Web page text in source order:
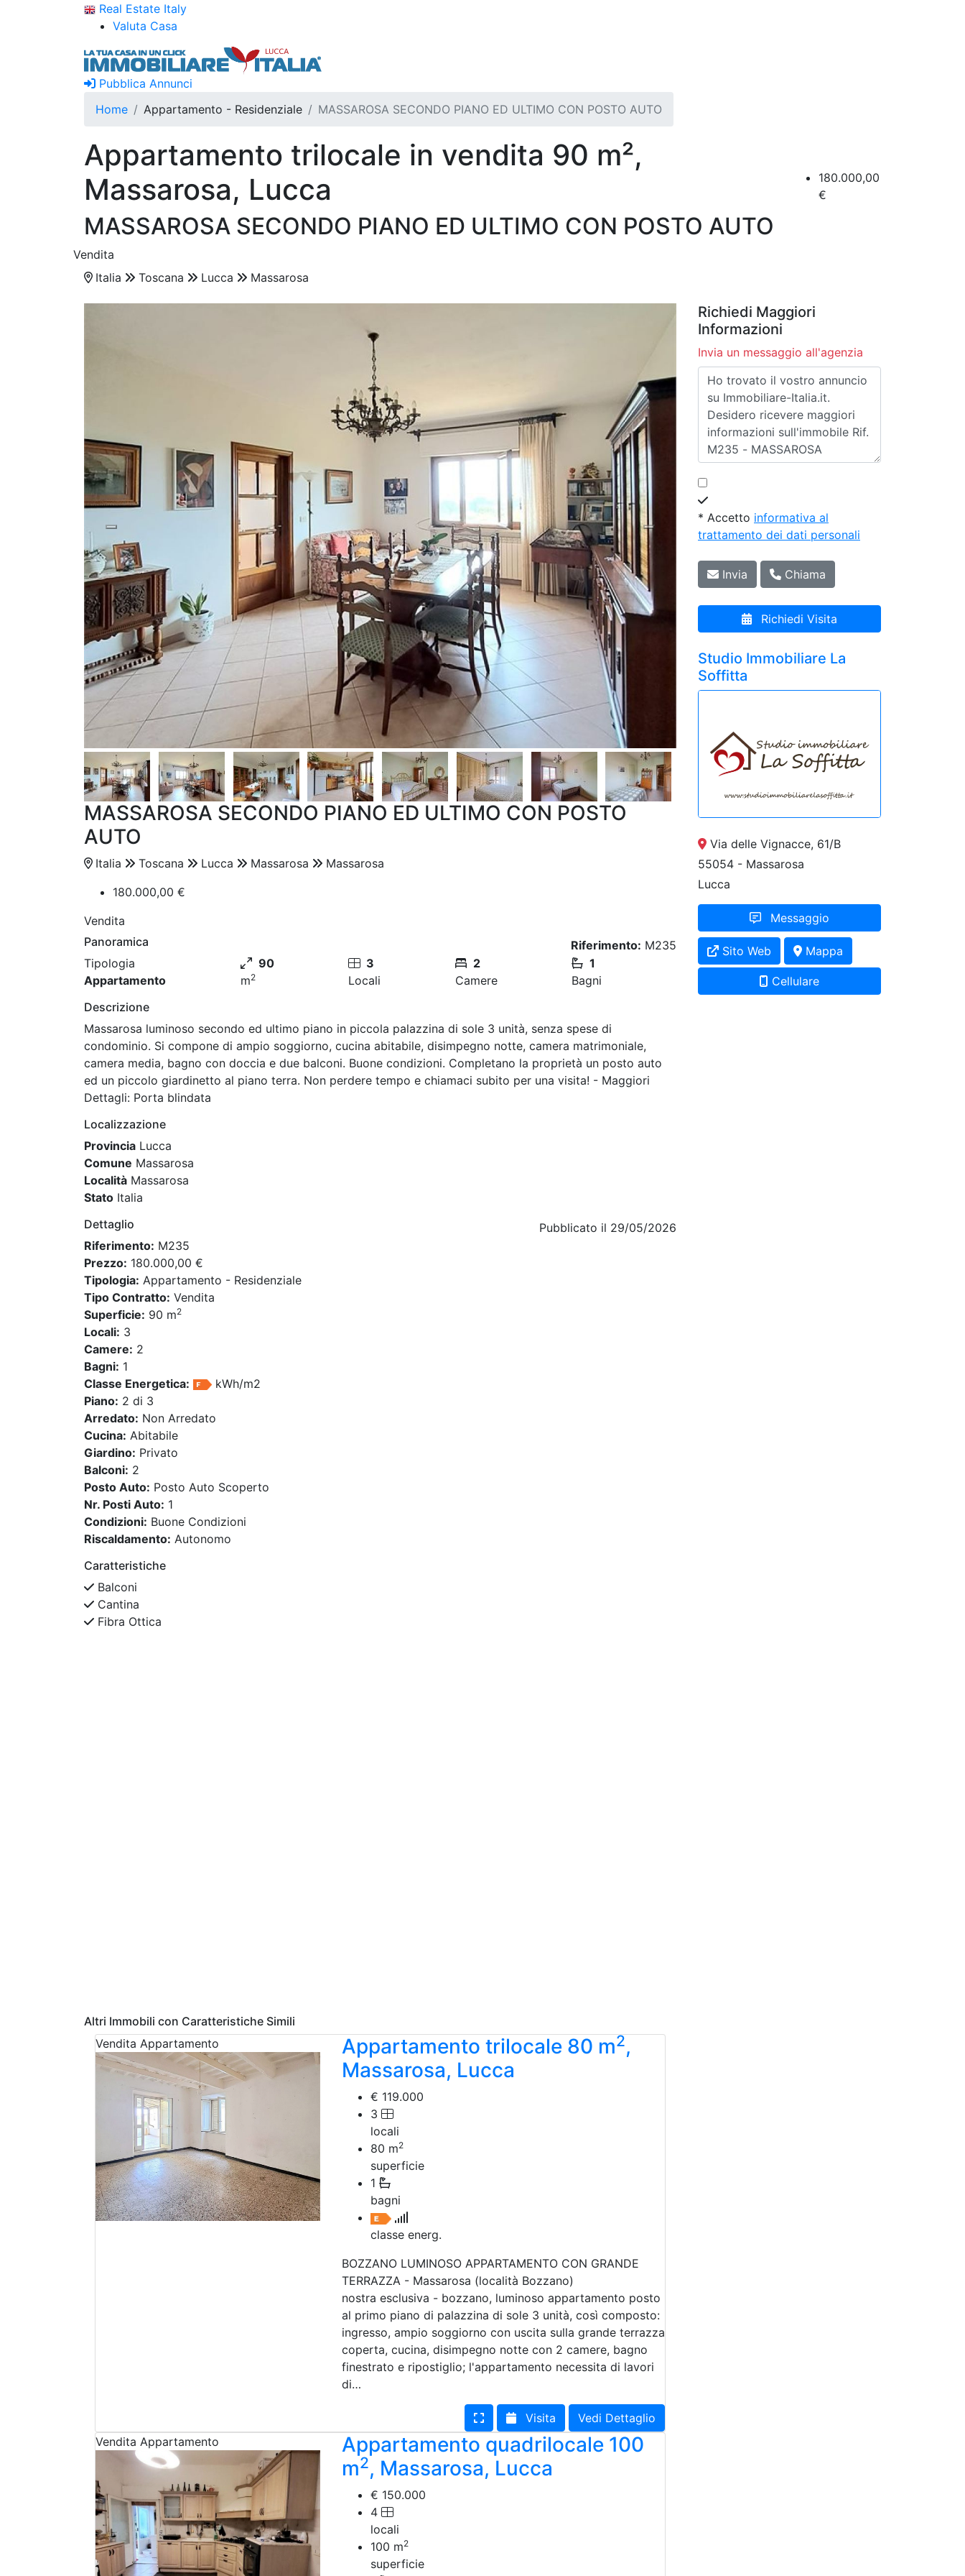
Real Estate Italy
Valuta Casa
Pubblica Annunci
Home
Appartamento - Residenziale MASSAROSA SECONDO PIANO ED ULTIMO CON POSTO AUTO
Appartamento trilocale in vendita 90 m²,
Massarosa, Lucca
MASSAROSA SECONDO PIANO ED ULTIMO CON POSTO AUTO
180.000,00
€
Vendita
Italia
Toscana Lucca Massarosa
MASSAROSA SECONDO PIANO ED ULTIMO CON POSTO
AUTO
Italia Toscana Lucca Massarosa
Massarosa
180.000,00 €
Vendita
Panoramica
Riferimento: M235
Tipologia
Appartamento
90
m2
3
Locali
2
Camere
1
Bagni
Descrizione
Massarosa luminoso secondo ed ultimo piano in piccola palazzina di sole 3 unità, senza spese di
condominio. Si compone di ampio soggiorno, cucina abitabile, disimpegno notte, camera matrimoniale,
camera media, bagno con doccia e due balconi. Buone condizioni. Completano la proprietà un posto auto
ed un piccolo giardinetto al piano terra. Non perdere tempo e chiamaci subito per una visita! - Maggiori
Dettagli: Porta blindata
Localizzazione
Provincia Lucca
Comune Massarosa
Località Massarosa
Stato Italia
Dettaglio
Pubblicato il 29/05/2026
Riferimento: M235
Prezzo: 180.000,00 €
Tipologia: Appartamento - Residenziale
Tipo Contratto: Vendita
Superficie: 90 m2
Locali: 3
Camere: 2
Bagni: 1
Classe Energetica:
kWh/m2
Piano: 2 di 3
Arredato: Non Arredato
Cucina: Abitabile
Giardino: Privato
Balconi: 2
Posto Auto: Posto Auto Scoperto
Nr. Posti Auto: 1
Condizioni: Buone Condizioni
Riscaldamento: Autonomo
Caratteristiche
Balconi
Cantina
Fibra Ottica
Altri Immobili con Caratteristiche Simili
Vendita Appartamento Appartamento trilocale 80 m2,
Massarosa, Lucca
€ 119.000
3
locali
80 m2
superficie
1
bagni
classe energ.
BOZZANO LUMINOSO APPARTAMENTO CON GRANDE
TERRAZZA - Massarosa (località Bozzano)
nostra esclusiva - bozzano, luminoso appartamento posto
al primo piano di palazzina di sole 3 unità, così composto:
ingresso, ampio soggiorno con uscita sulla grande terrazza
coperta, cucina, disimpegno notte con 2 camere, bagno
finestrato e ripostiglio; l'appartamento necessita di lavori
di…
Visita
Vedi Dettaglio
Vendita Appartamento
Appartamento quadrilocale 100
m2, Massarosa, Lucca
€ 150.000
4
locali
100 m2
superficie
Richiedi Maggiori
Informazioni
Invia un messaggio all'agenzia
* Accetto informativa al
trattamento dei dati personali
Invia Chiama
Richiedi Visita
Studio Immobiliare La
Soffitta
Via delle Vignacce, 61/B
55054 - Massarosa
Lucca
Messaggio
Sito Web Mappa
Cellulare